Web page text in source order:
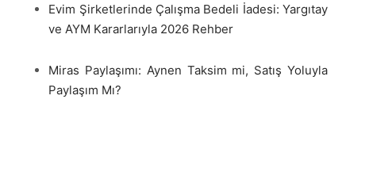
Evim Şirketlerinde Çalışma Bedeli İadesi: Yargıtay
ve AYM Kararlarıyla 2026 Rehber
Miras Paylaşımı: Aynen Taksim mi, Satış Yoluyla
Paylaşım Mı?